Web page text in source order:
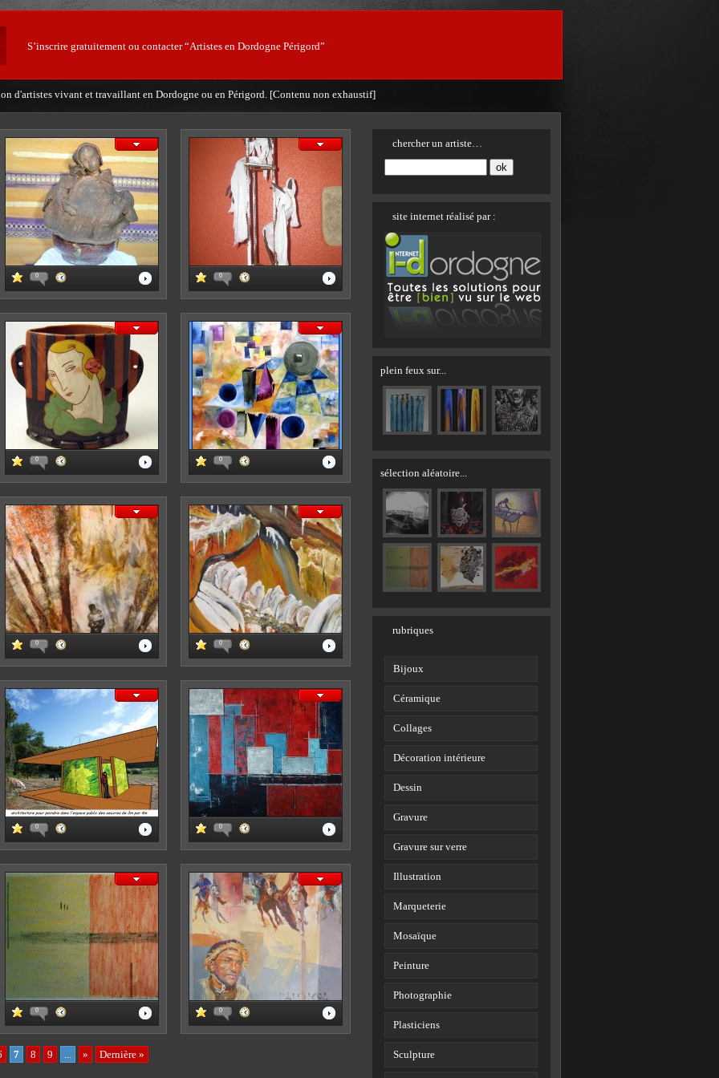
S’inscrire gratuitement ou contacter “Artistes en Dordogne Périgord”
d'artistes vivant et travaillant en Dordogne ou en Périgord. [Contenu non exhaustif]
0 0
0 0
0 0
0 0
0 0
7 8 9 ... » Dernière »
chercher un artiste…
site internet réalisé par :
plein feux sur...
sélection aléatoire...
rubriques
Bijoux
Céramique
Collages
Décoration intérieure
Dessin
Gravure
Gravure sur verre
Illustration
Marqueterie
Mosaïque
Peinture
Photographie
Plasticiens
Sculpture